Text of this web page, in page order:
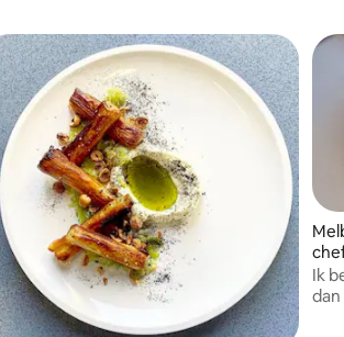
Ik
dan